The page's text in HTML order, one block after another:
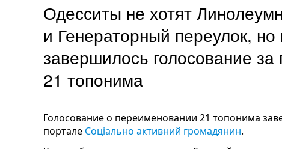
Одесситы не хотят
и Генераторный переулок,
завершилось голосование
21 топонима
Голосование о переименовании 21 топонима
портале Соціально активний громадянин.